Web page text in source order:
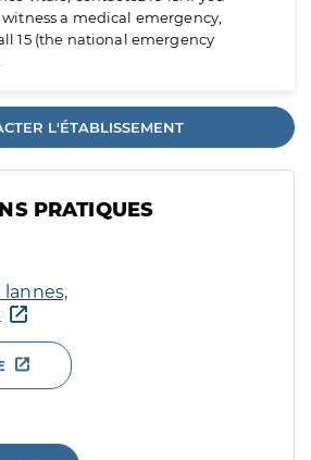
a medical emergency,
15 (the national emergency
L'ÉTABLISSEMENT
PRATIQUES